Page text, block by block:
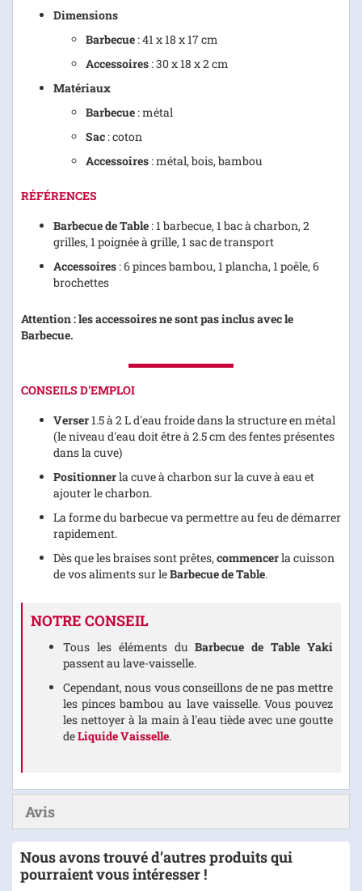
Dimensions
Barbecue : 41 x 18 x 17 cm
Accessoires : 30 x 18 x 2 cm
Matériaux
Barbecue : métal
Sac : coton
Accessoires : métal, bois, bambou
RÉFÉRENCES
Barbecue de Table : 1 barbecue, 1 bac à charbon, 2
grilles, 1 poignée à grille, 1 sac de transport
Accessoires : 6 pinces bambou, 1 plancha, 1 poêle, 6
brochettes
Attention : les accessoires ne sont pas inclus avec le
Barbecue.
CONSEILS D'EMPLOI
Verser1.5 à 2 L d'eau froide dans la structure en métal
(le niveau d'eau doit être à 2.5 cm des fentes présentes
dans la cuve)
Positionnerla cuve à charbon sur la cuve à eau et
ajouter le charbon.
La forme du barbecue va permettre au feu de démarrer
rapidement.
Dès que les braises sont prêtes,commencerla cuisson
de vos aliments sur leBarbecue de Table.
NOTRE CONSEIL
Tous les éléments du Barbecue de Table Yaki
passent au lave-vaisselle.
Cependant, nous vous conseillons de ne pas mettre
les pinces bambou au lave vaisselle. Vous pouvez
les nettoyer à la main à l'eau tiède avec une goutte
deLiquide Vaisselle.
Avis
Nous avons trouvé d’autres produits qui
pourraient vous intéresser !